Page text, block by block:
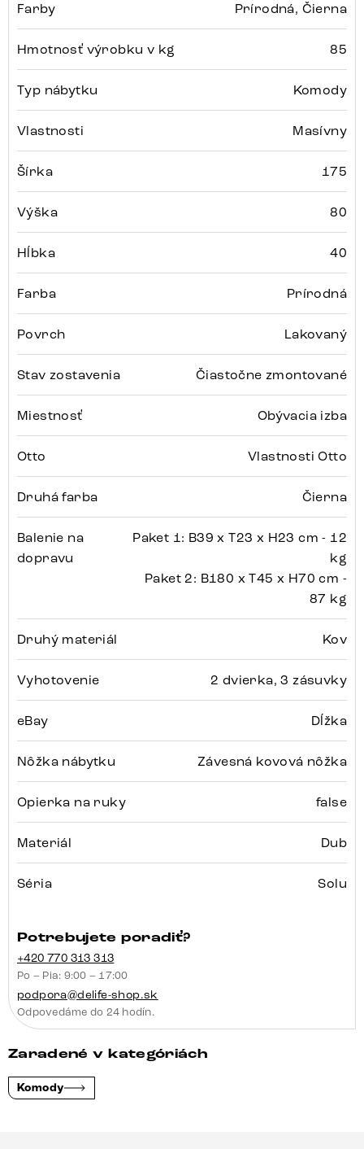
Farby Prírodná, Čierna
Hmotnosť výrobku v kg 85
Typ nábytku Komody
Vlastnosti Masívny
Šírka 175
Výška 80
Hĺbka 40
Farba Prírodná
Povrch Lakovaný
Stav zostavenia Čiastočne zmontované
Miestnosť Obývacia izba
Otto Vlastnosti Otto
Druhá farba Čierna
Balenie na
dopravu
Paket 1: B39 x T23 x H23 cm - 12
kg
Paket 2: B180 x T45 x H70 cm -
87 kg
Druhý materiál Kov
Vyhotovenie 2 dvierka, 3 zásuvky
eBay Dĺžka
Nôžka nábytku Závesná kovová nôžka
Opierka na ruky false
Materiál Dub
Séria Solu
Potrebujete poradiť?
+420 770 313 313
Po – Pia: 9:00 – 17:00
podpora@delife-shop.sk
Odpovedáme do 24 hodín.
Zaradené v kategóriách
Komody